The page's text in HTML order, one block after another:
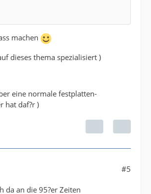
machen
dieses thema spezialisiert )
eine normale festplatten-
hat daf?r )
#5
da an die 95?er Zeiten